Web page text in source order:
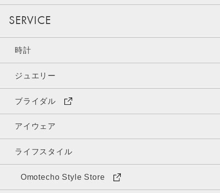
SERVICE
時計
ジュエリー
ブライダル
アイウェア
ライフスタイル
Omotecho Style Store